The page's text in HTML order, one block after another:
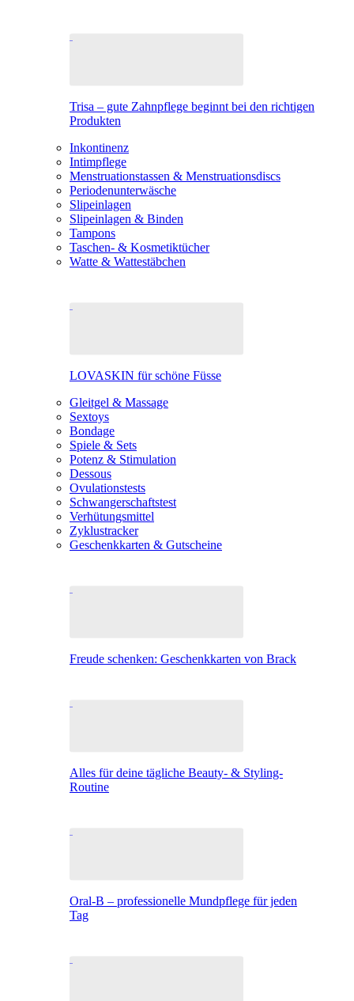
Trisa – gute Zahnpflege beginnt bei den richtigen
Produkten
Inkontinenz
Intimpflege
Menstruationstassen & Menstruationsdiscs
Periodenunterwäsche
Slipeinlagen
Slipeinlagen & Binden
Tampons
Taschen- & Kosmetiktücher
Watte & Wattestäbchen
LOVASKIN für schöne Füsse
Gleitgel & Massage
Sextoys
Bondage
Spiele & Sets
Potenz & Stimulation
Dessous
Ovulationstests
Schwangerschaftstest
Verhütungsmittel
Zyklustracker
Geschenkkarten & Gutscheine
Freude schenken: Geschenkkarten von Brack
Alles für deine tägliche Beauty- & Styling-
Routine
Oral-B – professionelle Mundpflege für jeden
Tag